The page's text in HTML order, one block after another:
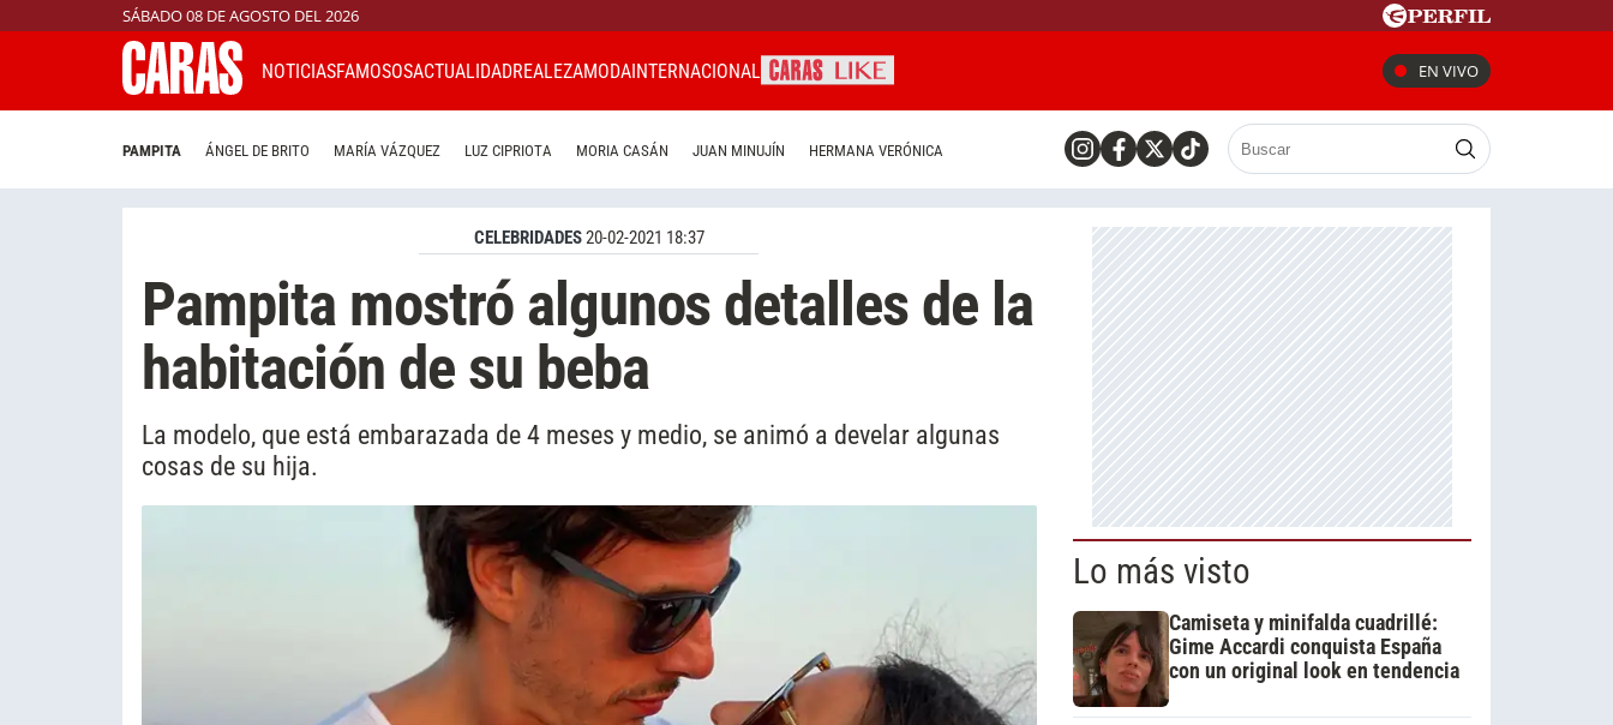
SÁBADO 08 DE AGOSTO DEL 2026
NOTICIASFAMOSOSACTUALIDADREALEZAMODAINTERNACIONAL EN VIVO
PAMPITA ÁNGEL DE BRITO MARÍA VÁZQUEZ LUZ CIPRIOTA MORIA CASÁN JUAN MINUJÍN HERMANA VERÓNICA
CELEBRIDADES20-02-2021 18:37
Pampita mostró algunos detalles de la
habitación de su beba
La modelo, que está embarazada de 4 meses y medio, se animó a develar algunas
cosas de su hija.
Lo más visto
Camiseta y minifalda cuadrillé:
Gime Accardi conquista España
con un original look en tendencia